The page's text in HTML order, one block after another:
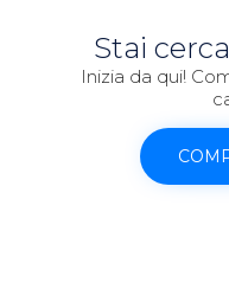
Stai
Inizia da qui!